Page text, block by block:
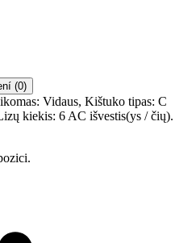
(0)
Vidaus, Kištuko tipas: C
kiekis: 6 AC išvestis(ys / čių).